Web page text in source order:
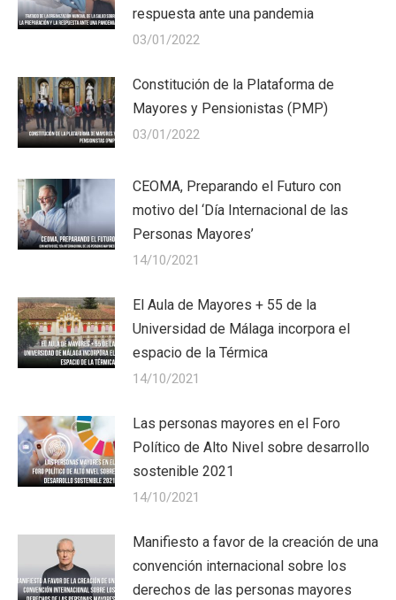
respuesta ante una pandemia
03/01/2022
Constitución de la Plataforma de
Mayores y Pensionistas (PMP)
03/01/2022
CEOMA, Preparando el Futuro con
motivo del ‘Día Internacional de las
Personas Mayores’
14/10/2021
El Aula de Mayores + 55 de la
Universidad de Málaga incorpora el
espacio de la Térmica
14/10/2021
Las personas mayores en el Foro
Político de Alto Nivel sobre desarrollo
sostenible 2021
14/10/2021
Manifiesto a favor de la creación de una
convención internacional sobre los
derechos de las personas mayores